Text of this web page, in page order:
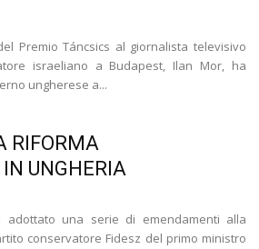
Premio Táncsics al giornalista televisivo
israeliano a Budapest, Ilan Mor, ha
ungherese a...
RIFORMA
UNGHERIA
adottato una serie di emendamenti alla
conservatore Fidesz del primo ministro